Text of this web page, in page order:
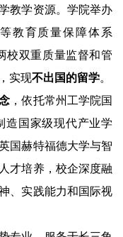
教学资源。学院举办
教育质量保障体系
校双重质量监督和管
实现不出国的留学。
，依托常州工学院国
造国家级现代产业学
国赫特福德大学与智
才培养，校企深度融
、实践能力和国际视